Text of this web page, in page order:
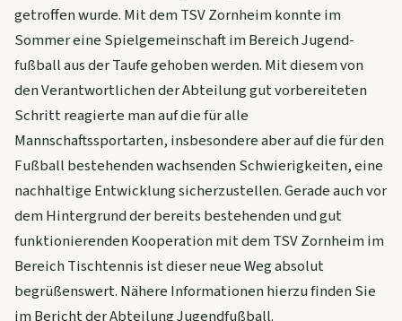
getroffen wurde. Mit dem TSV Zornheim konnte im
Sommer eine Spielgemeinschaft im Bereich Jugend-
fußball aus der Taufe gehoben werden. Mit diesem von
den Verantwortlichen der Abteilung gut vorbereiteten
Schritt reagierte man auf die für alle
Mannschaftssportarten, insbesondere aber auf die für den
Fußball bestehenden wachsenden Schwierigkeiten, eine
nachhaltige Entwicklung sicherzustellen. Gerade auch vor
dem Hintergrund der bereits bestehenden und gut
funktionierenden Kooperation mit dem TSV Zornheim im
Bereich Tischtennis ist dieser neue Weg absolut
begrüßenswert. Nähere Informationen hierzu finden Sie
im Bericht der Abteilung Jugendfußball.